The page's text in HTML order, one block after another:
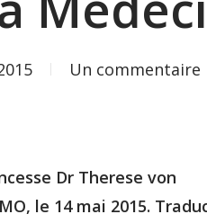
Un commentaire
Dr Therese von
le 14 mai 2015.